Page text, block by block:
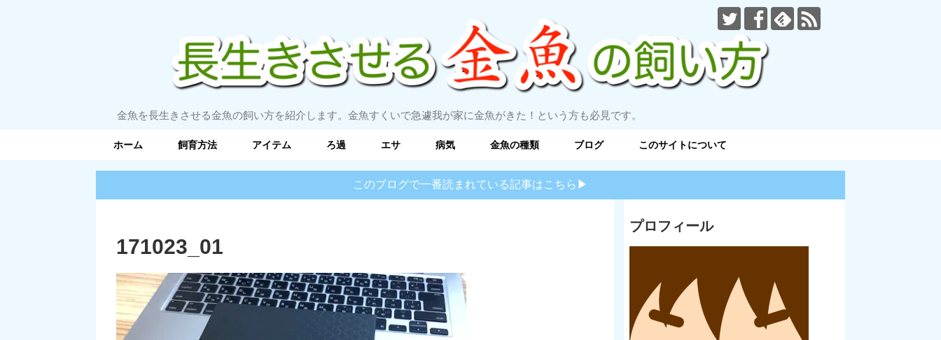
金魚を長生きさせる金魚の飼い方を紹介します。金魚すくいで急遽我が家に金魚がきた！という方も必見です。
ホーム 飼育方法 アイテム ろ過 エサ 病気 金魚の種類 ブログ このサイトについて
このブログで一番読まれている記事はこちら▶︎
171023_01
プロフィール